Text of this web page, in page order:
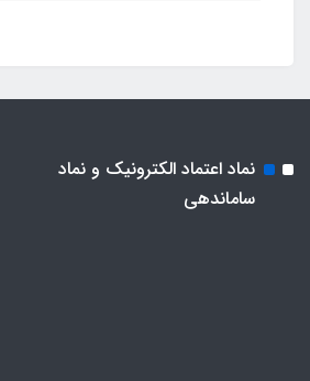
نماد اعتماد الکترونیک و نماد
ساماندهی